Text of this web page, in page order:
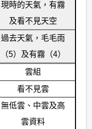
現時的天氣，有霧
及看不見天空
過去天氣，毛毛雨
（5）及有霧（4）
雲組
看不見雲
無低雲、中雲及高
雲資料